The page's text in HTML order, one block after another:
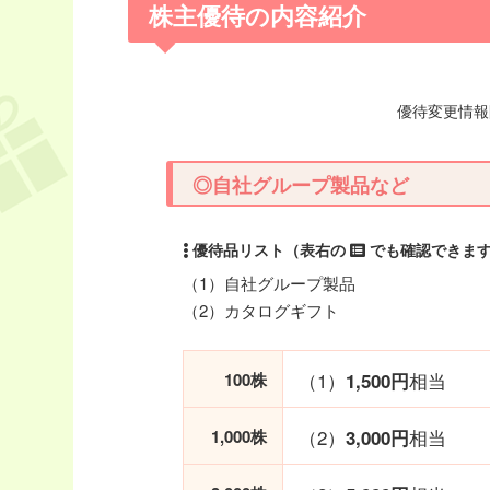
株主優待の内容紹介
優待変更情
◎自社グループ製品など
（1）自社グループ製品
（2）カタログギフト
100株 （1） 1,500円相当
1,000株 （2）3,000円相当